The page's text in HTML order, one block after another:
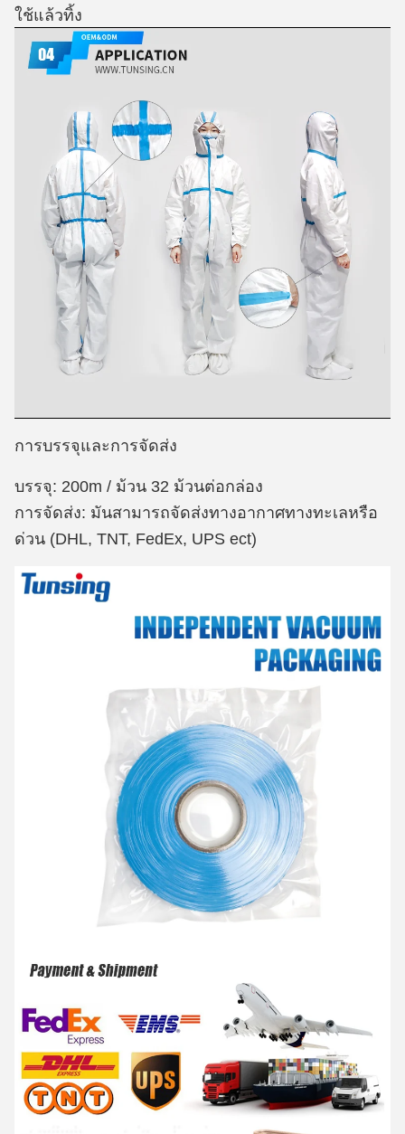
ใช้แล้วทิ้ง
การบรรจุและการจัดส่ง
บรรจุ: 200m / ม้วน 32 ม้วนต่อกล่อง
การจัดส่ง: มันสามารถจัดส่งทางอากาศทางทะเลหรือ
ด่วน (DHL, TNT, FedEx, UPS ect)